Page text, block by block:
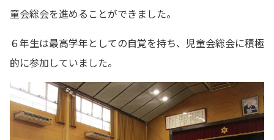
童会総会を進めることができました。
６年生は最高学年としての自覚を持ち、児童会総会に積極
的に参加していました。